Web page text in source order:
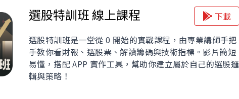
選股特訓班 線上課程
下載
選股特訓班是一堂從 0 開始的實戰課程，由專業講師手把
手教你看財報、選股票、解讀籌碼與技術指標。影片簡短
易懂，搭配 APP 實作工具，幫助你建立屬於自己的選股邏
輯與策略！